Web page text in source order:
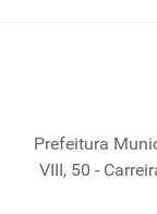
Prefeitura
VIII, 50 -